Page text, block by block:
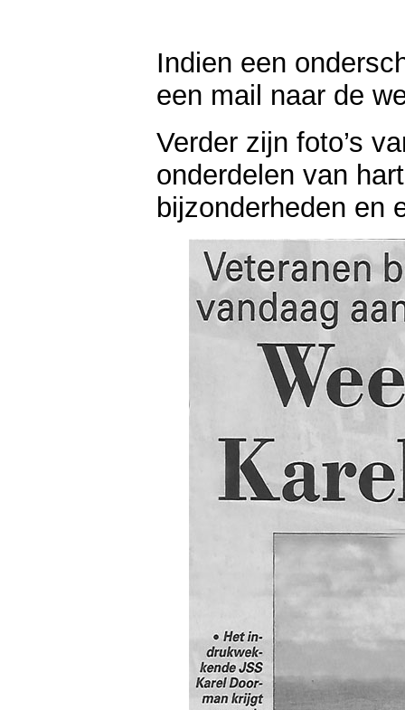
Indien een
een mail naar de
Verder zijn foto’s
onderdelen van
bijzonderheden en